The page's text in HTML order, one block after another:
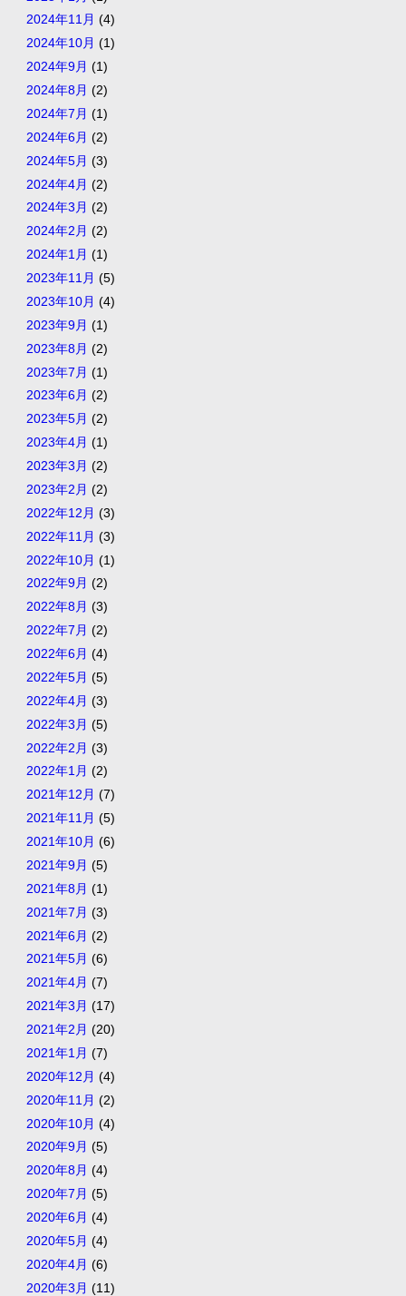
2024年11月 (4)
2024年10月 (1)
2024年9月 (1)
2024年8月 (2)
2024年7月 (1)
2024年6月 (2)
2024年5月 (3)
2024年4月 (2)
2024年3月 (2)
2024年2月 (2)
2024年1月 (1)
2023年11月 (5)
2023年10月 (4)
2023年9月 (1)
2023年8月 (2)
2023年7月 (1)
2023年6月 (2)
2023年5月 (2)
2023年4月 (1)
2023年3月 (2)
2023年2月 (2)
2022年12月 (3)
2022年11月 (3)
2022年10月 (1)
2022年9月 (2)
2022年8月 (3)
2022年7月 (2)
2022年6月 (4)
2022年5月 (5)
2022年4月 (3)
2022年3月 (5)
2022年2月 (3)
2022年1月 (2)
2021年12月 (7)
2021年11月 (5)
2021年10月 (6)
2021年9月 (5)
2021年8月 (1)
2021年7月 (3)
2021年6月 (2)
2021年5月 (6)
2021年4月 (7)
2021年3月 (17)
2021年2月 (20)
2021年1月 (7)
2020年12月 (4)
2020年11月 (2)
2020年10月 (4)
2020年9月 (5)
2020年8月 (4)
2020年7月 (5)
2020年6月 (4)
2020年5月 (4)
2020年4月 (6)
2020年3月 (11)